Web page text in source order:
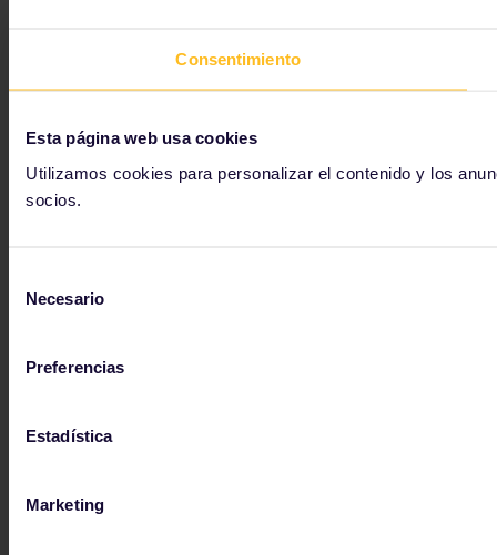
Consentimiento
Esta página web usa cookies
Utilizamos cookies para personalizar el contenido y los
socios.
Necesario
Preferencias
Estadística
Marketing